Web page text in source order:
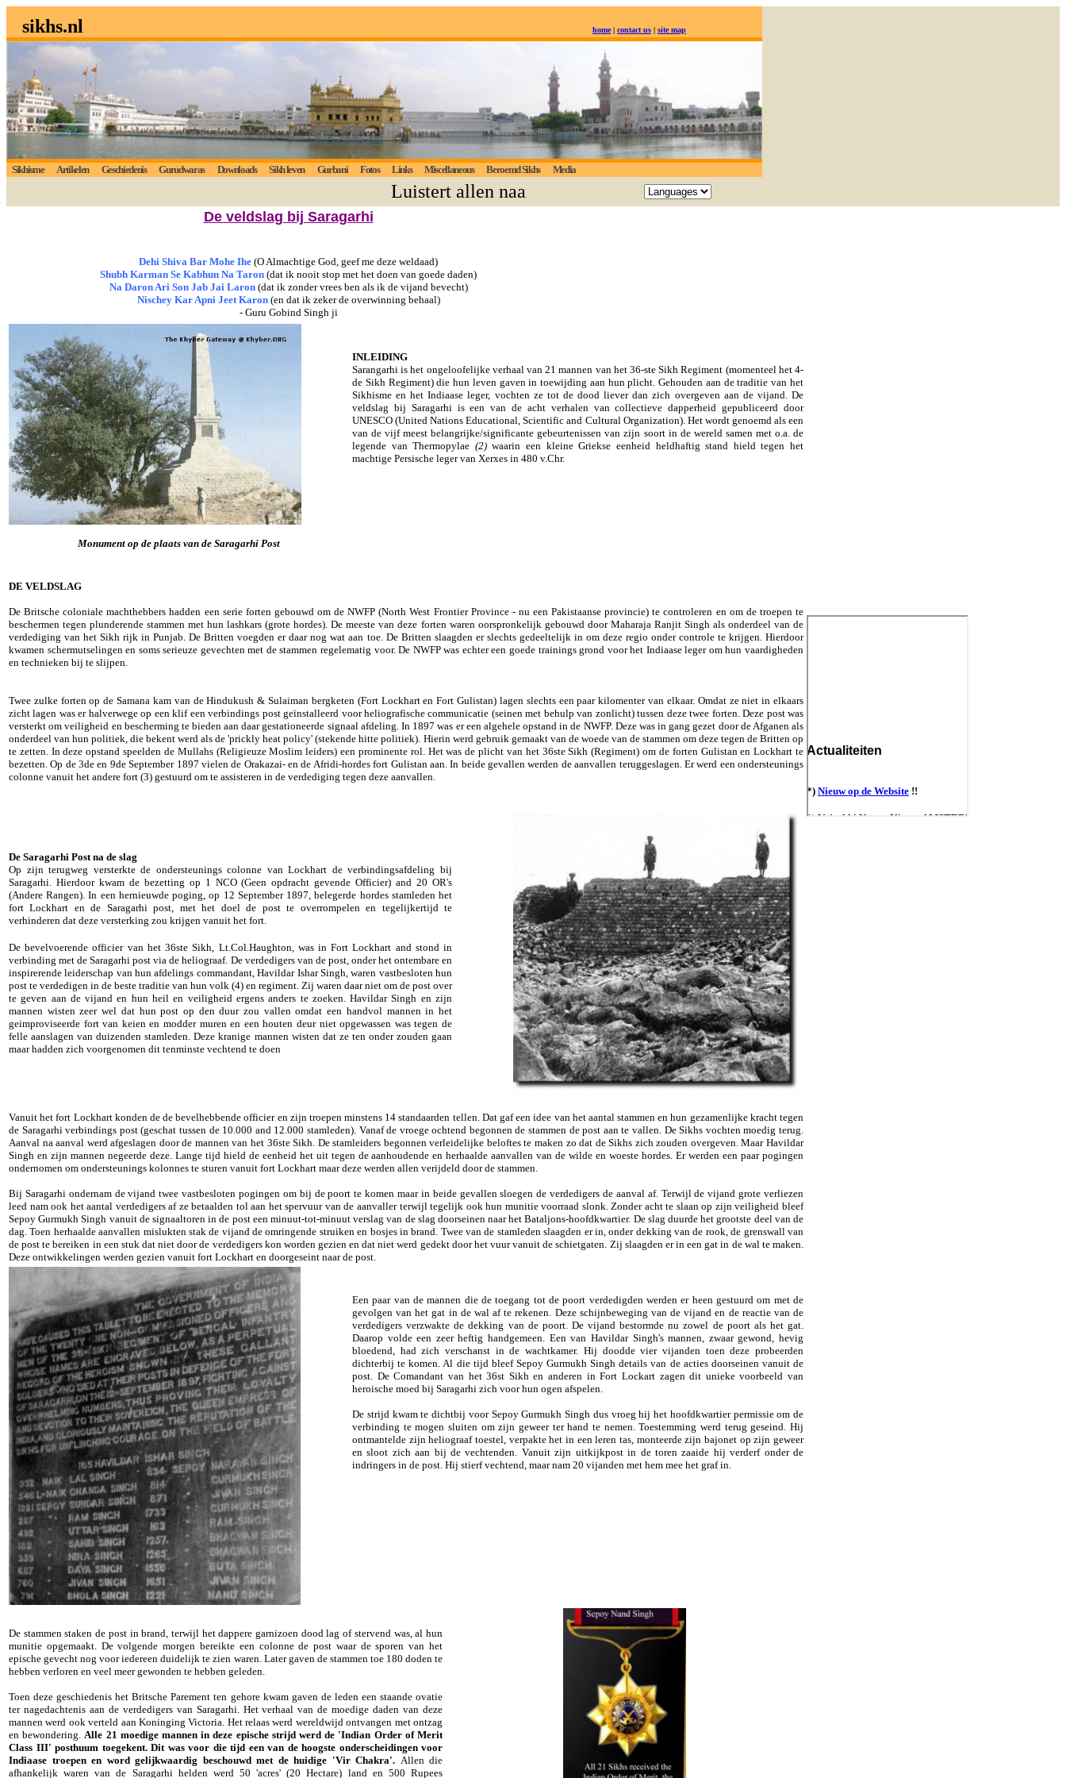
sikhs.nl home| contact us | site map
Sikhisme Artikelen Geschiedenis Gurudwaras Downloads Sikh leven Gurbani Fotos Links Miscellaneous Beroemd Sikhs Media
Luistert allen naar de eeuwige waarheid; degene die lief heeft zal God verkrijgen. -Guru
De veldslag bij Saragarhi
Dehi Shiva Bar Mohe Ihe (O Almachtige God, geef me deze weldaad)
Shubh Karman Se Kabhun Na Taron (dat ik nooit stop met het doen van goede daden)
Na Daron Ari Son Jab Jai Laron (dat ik zonder vrees ben als ik de vijand bevecht)
Nischey Kar Apni Jeet Karon (en dat ik zeker de overwinning behaal)
- Guru Gobind Singh ji
Monument op de plaats van de Saragarhi Post
INLEIDING
Sarangarhi is het ongeloofelijke verhaal van 21 mannen van het 36-ste Sikh Regiment (momenteel het 4-
de Sikh Regiment) die hun leven gaven in toewijding aan hun plicht. Gehouden aan de traditie van het
Sikhisme en het Indiaase leger, vochten ze tot de dood liever dan zich overgeven aan de vijand. De
veldslag bij Saragarhi is een van de acht verhalen van collectieve dapperheid gepubliceerd door
UNESCO (United Nations Educational, Scientific and Cultural Organization). Het wordt genoemd als een
van de vijf meest belangrijke/significante gebeurtenissen van zijn soort in de wereld samen met o.a. de
legende van Thermopylae (2)waarin een kleine Griekse eenheid heldhaftig stand hield tegen het
machtige Persische leger van Xerxes in 480 v.Chr.
DE VELDSLAG
De Britsche coloniale machthebbers hadden een serie forten gebouwd om de NWFP (North West Frontier Province - nu een Pakistaanse provincie) te controleren en om de troepen te
beschermen tegen plunderende stammen met hun lashkars (grote hordes). De meeste van deze forten waren oorspronkelijk gebouwd door Maharaja Ranjit Singh als onderdeel van de
verdediging van het Sikh rijk in Punjab.De Britten voegden er daar nog wat aan toe. De Britten slaagden er slechts gedeeltelijk in om deze regio onder controle te krijgen. Hierdoor
kwamen schermutselingen en soms serieuze gevechten met de stammen regelematig voor. De NWFP was echter een goede trainings grond voor het Indiaase leger om hun vaardigheden
en technieken bij te slijpen.
Twee zulke forten op de Samana kam van de Hindukush & Sulaiman bergketen (Fort Lockhart en Fort Gulistan) lagen slechts een paar kilomenter van elkaar. Omdat ze niet in elkaars
zicht lagen was er halverwege op een klif een verbindings post geïnstalleerd voor heliografische communicatie (seinen met behulp van zonlicht) tussen deze twee forten. Deze post was
versterkt om veiligheid en bescherming te bieden aan daar gestationeerde signaal afdeling. In 1897 was er een algehele opstand in de NWFP. Deze was in gang gezet door de Afganen als
onderdeel van hun politiek, die bekent werd als de 'prickly heat policy' (stekende hitte politiek). Hierin werd gebruik gemaakt van de woede van de stammen om deze tegen de Britten op
te zetten. In deze opstand speelden de Mullahs (Religieuze Moslim leiders) een prominente rol. Het was de plicht van het 36ste Sikh (Regiment) om de forten Gulistan en Lockhart te
bezetten. Op de 3de en 9de September 1897 vielen de Orakazai- en de Afridi-hordes fort Gulistan aan. In beide gevallen werden de aanvallen teruggeslagen. Er werd een ondersteunings
colonne vanuit het andere fort (3) gestuurd om te assisteren in de verdediging tegen deze aanvallen.
De Saragarhi Post na de slag
Op zijn terugweg versterkte de ondersteunings colonne van Lockhart de verbindingsafdeling bij
Saragarhi. Hierdoor kwam de bezetting op 1 NCO (Geen opdracht gevende Officier) and 20 OR's
(Andere Rangen). In een hernieuwde poging, op 12 September 1897, belegerde hordes stamleden het
fort Lockhart en de Saragarhi post, met het doel de post te overrompelen en tegelijkertijd te
verhinderen dat deze versterking zou krijgen vanuit het fort.
De bevelvoerende officier van het 36ste Sikh, Lt.Col.Haughton, was in Fort Lockhart and stond in
verbinding met de Saragarhi post via de heliograaf. De verdedigers van de post, onder het ontembare en
inspirerende leiderschap van hun afdelings commandant, Havildar Ishar Singh, waren vastbesloten hun
post te verdedigen in de beste traditie van hun volk (4) en regiment. Zij waren daar niet om de post over
te geven aan de vijand en hun heil en veiligheid ergens anders te zoeken. Havildar Singh en zijn
mannen wisten zeer wel dat hun post op den duur zou vallen omdat een handvol mannen in het
geimproviseerde fort van keien en modder muren en een houten deur niet opgewassen was tegen de
felle aanslagen van duizenden stamleden. Deze kranige mannen wisten dat ze ten onder zouden gaan
maar hadden zich voorgenomen dit tenminste vechtend te doen
Vanuit het fort Lockhart konden de de bevelhebbende officier en zijn troepen minstens 14 standaarden tellen. Dat gaf een idee van het aantal stammen en hun gezamenlijke kracht tegen
de Saragarhi verbindings post (geschat tussen de 10.000 and 12.000 stamleden). Vanaf de vroege ochtend begonnen de stammen de post aan te vallen. De Sikhs vochten moedig terug.
Aanval na aanval werd afgeslagen door de mannen van het 36ste Sikh. De stamleiders begonnen verleidelijke beloftes te maken zo dat de Sikhs zich zouden overgeven. Maar Havildar
Singh en zijn mannen negeerde deze. Lange tijd hield de eenheid het uit tegen de aanhoudende en herhaalde aanvallen van de wilde en woeste hordes. Er werden een paar pogingen
ondernomen om ondersteunings kolonnes te sturen vanuit fort Lockhart maar deze werden allen verijdeld door de stammen.
Bij Saragarhi ondernam de vijand twee vastbesloten pogingen om bij de poort te komen maar in beide gevallen sloegen de verdedigers de aanval af. Terwijl de vijand grote verliezen
leed nam ook het aantal verdedigers af ze betaalden tol aan het spervuur van de aanvaller terwijl tegelijk ook hun munitie voorraad slonk. Zonder acht te slaan op zijn veiligheid bleef
Sepoy Gurmukh Singh vanuit de signaaltoren in de post een minuut-tot-minuut verslag van de slag doorseinen naar het Bataljons-hoofdkwartier. De slag duurde het grootste deel van de
dag. Toen herhaalde aanvallen mislukten stak de vijand de omringende struiken en bosjes in brand. Twee van de stamleden slaagden er in, onder dekking van de rook, de grenswall van
de post te bereiken in een stuk dat niet door de verdedigers kon worden gezien en dat niet werd gedekt door het vuur vanuit de schietgaten. Zij slaagden er in een gat in de wal te maken.
Deze ontwikkelingen werden gezien vanuit fort Lockhart en doorgeseint naar de post.
Een paar van de mannen die de toegang tot de poort verdedigden werden er heen gestuurd om met de
gevolgen van het gat in de wal af te rekenen. Deze schijnbeweging van de vijand en de reactie van de
verdedigers verzwakte de dekking van de poort. De vijand bestormde nu zowel de poort als het gat.
Daarop volde een zeer heftig handgemeen. Een van Havildar Singh's mannen, zwaar gewond, hevig
bloedend, had zich verschanst in de wachtkamer. Hij doodde vier vijanden toen deze probeerden
dichterbij te komen. Al die tijd bleef Sepoy Gurmukh Singh details van de acties doorseinen vanuit de
post. De Comandant van het 36st Sikh en anderen in Fort Lockart zagen dit unieke voorbeeld van
heroische moed bij Saragarhi zich voor hun ogen afspelen.
De strijd kwam te dichtbij voor Sepoy Gurmukh Singh dus vroeg hij het hoofdkwartier permissie om de
verbinding te mogen sluiten om zijn geweer ter hand te nemen.Toestemming werd terug geseind. Hij
ontmantelde zijn heliograaf toestel, verpakte het in een leren tas, monteerde zijn bajonet op zijn geweer
en sloot zich aan bij de vechtenden. Vanuit zijn uitkijkpost in de toren zaaide hij verderf onder de
indringers in de post. Hij stierf vechtend, maar nam 20 vijanden met hem mee het graf in.
De stammen staken de post in brand, terwijl het dappere garnizoen dood lag of stervend was, al hun
munitie opgemaakt. De volgende morgen bereikte een colonne de post waar de sporen van het
epische gevecht nog voor iedereen duidelijk te zien waren. Later gaven de stammen toe 180 doden te
hebben verloren en veel meer gewonden te hebben geleden.
Toen deze geschiedenis het Britsche Parement ten gehore kwam gaven de leden een staande ovatie
ter nagedachtenis aan de verdedigers van Saragarhi. Het verhaal van de moedige daden van deze
mannen werd ook verteld aan Koninging Victoria. Het relaas werd wereldwijd ontvangen met ontzag
en bewondering. Alle 21 moedige mannen in deze epische strijd werd de 'Indian Order of Merit
Class III' posthuum toegekent. Dit was voor die tijd een van de hoogste onderscheidingen voor
Indiaase troepen en word gelijkwaardig beschouwd met de huidige 'Vir Chakra'. Allen die
afhankelijk waren van de Saragarhi helden werd 50 'acres' (20 Hectare) land en 500 Rupees